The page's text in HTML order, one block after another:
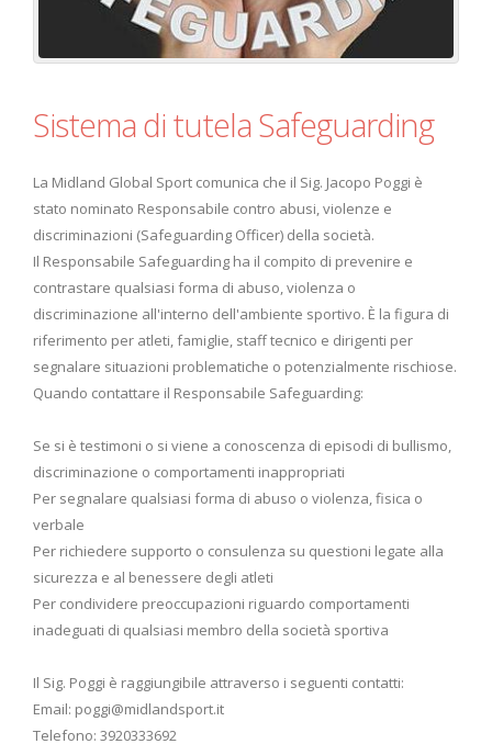
Sistema di tutela Safeguarding
La Midland Global Sport comunica che il Sig. Jacopo Poggi è
stato nominato Responsabile contro abusi, violenze e
discriminazioni (Safeguarding Officer) della società.
Il Responsabile Safeguarding ha il compito di prevenire e
contrastare qualsiasi forma di abuso, violenza o
discriminazione all'interno dell'ambiente sportivo. È la figura di
riferimento per atleti, famiglie, staff tecnico e dirigenti per
segnalare situazioni problematiche o potenzialmente rischiose.
Quando contattare il Responsabile Safeguarding:
Se si è testimoni o si viene a conoscenza di episodi di bullismo,
discriminazione o comportamenti inappropriati
Per segnalare qualsiasi forma di abuso o violenza, fisica o
verbale
Per richiedere supporto o consulenza su questioni legate alla
sicurezza e al benessere degli atleti
Per condividere preoccupazioni riguardo comportamenti
inadeguati di qualsiasi membro della società sportiva
Il Sig. Poggi è raggiungibile attraverso i seguenti contatti:
Email: poggi@midlandsport.it
Telefono: 3920333692